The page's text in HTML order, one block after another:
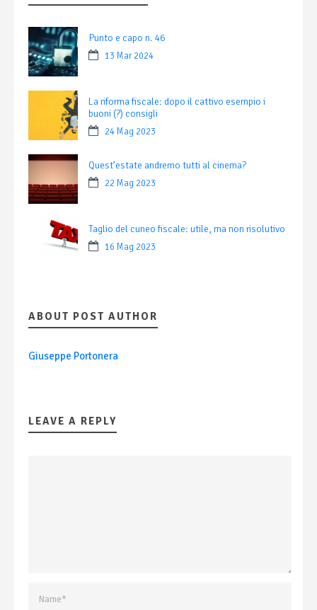
Punto e capo n. 46
13 Mar 2024
La riforma fiscale: dopo il cattivo esempio i
buoni (?) consigli
24 Mag 2023
Quest’estate andremo tutti al cinema?
22 Mag 2023
Taglio del cuneo fiscale: utile, ma non risolutivo
16 Mag 2023
ABOUT POST AUTHOR
Giuseppe Portonera
LEAVE A REPLY